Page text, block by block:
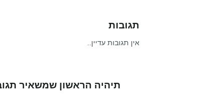
תגובות
אין תגובות עדיין..
תיהיה הראשון שמשאיר